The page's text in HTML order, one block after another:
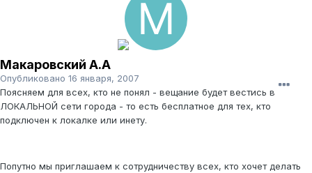
Макаровский А.А
Опубликовано 16 января, 2007
Поясняем для всех, кто не понял - вещание будет вестись в
ЛОКАЛЬНОЙ сети города - то есть бесплатное для тех, кто
подключен к локалке или инету.
Попутно мы приглашаем к сотрудничеству всех, кто хочет делать